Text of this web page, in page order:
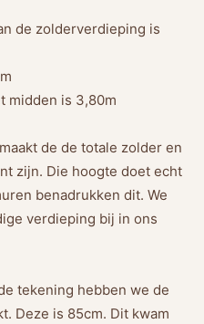
de zolderverdieping is
midden is 3,80m
de de totale zolder en
zijn. Die hoogte doet echt
benadrukken dit. We
verdieping bij in ons
tekening hebben we de
Deze is 85cm. Dit kwam